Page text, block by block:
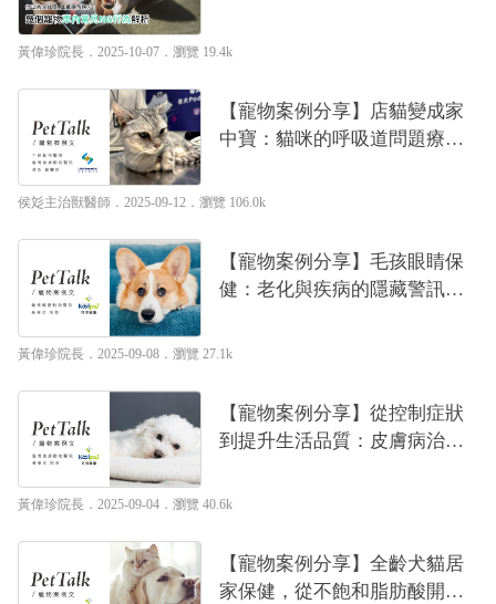
黃偉珍院長 ．2025-10-07． 瀏覽 19.4k
【寵物案例分享】店貓變成家
中寶：貓咪的呼吸道問題療養
侯彣主治獸醫師 ．2025-09-12． 瀏覽 106.0k
【寵物案例分享】毛孩眼睛保
健：老化與疾病的隱藏警訊｜
黃偉珍院長 ．2025-09-08． 瀏覽 27.1k
【寵物案例分享】從控制症狀
到提升生活品質：皮膚病治療
偉珍
黃偉珍院長 ．2025-09-04． 瀏覽 40.6k
【寵物案例分享】全齡犬貓居
家保健，從不飽和脂肪酸開始